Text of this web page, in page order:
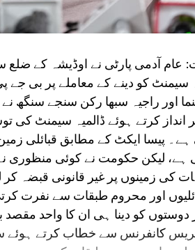
سیمنٹ کو دینے کے معاملے پر بی جے
اور راجیہ سبھا رکن سنجے سنگھ
پیسا ایکٹ کے مطابق قبائلی
لیکن حکومت نے کوئی منظوری
کے 12 دیہات کی زمینوں پر غیر
اور محروم طبقات سے نفرت
دوستوں کو دینا ہی ان کا واحد
کانفرنس سے خطاب کرتے ہوئے